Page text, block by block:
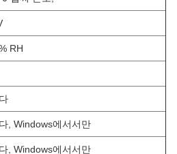
RH
, Windows에서서만
, Windows에서서만